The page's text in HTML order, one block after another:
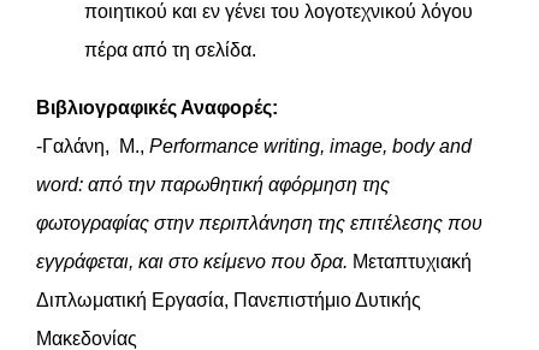
ποιητικού και εν γένει του λογοτεχνικού λόγου
πέρα από τη σελίδα.
Βιβλιογραφικές Αναφορές:
-Γαλάνη, Μ., Performance writing, image, body and
word: από την παρωθητική αφόρμηση της
φωτογραφίας στην περιπλάνηση της επιτέλεσης που
εγγράφεται, και στο κείμενο που δρα. Μεταπτυχιακή
Διπλωματική Εργασία, Πανεπιστήμιο Δυτικής
Μακεδονίας